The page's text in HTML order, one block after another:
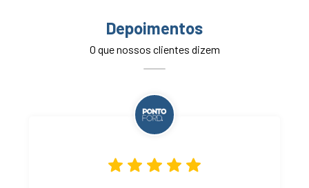
Depoimentos
O que nossos clientes dizem